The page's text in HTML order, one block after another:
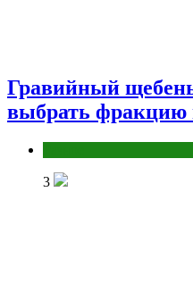
Гравийный
выбрать фракцию
3